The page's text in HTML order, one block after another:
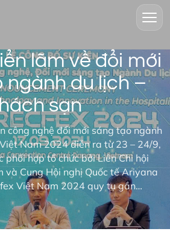
lãm về đổi mới
ngành du lịch –
sạn
công nghệ đổi mới sáng tạo ngành
Nam 2024 diễn ra từ 23 – 24/9,
hợp tổ chức bởi Liên Chi hội
và Cung Hội nghị Quốc tế Ariyana
Việt Nam 2024 quy tụ gần…